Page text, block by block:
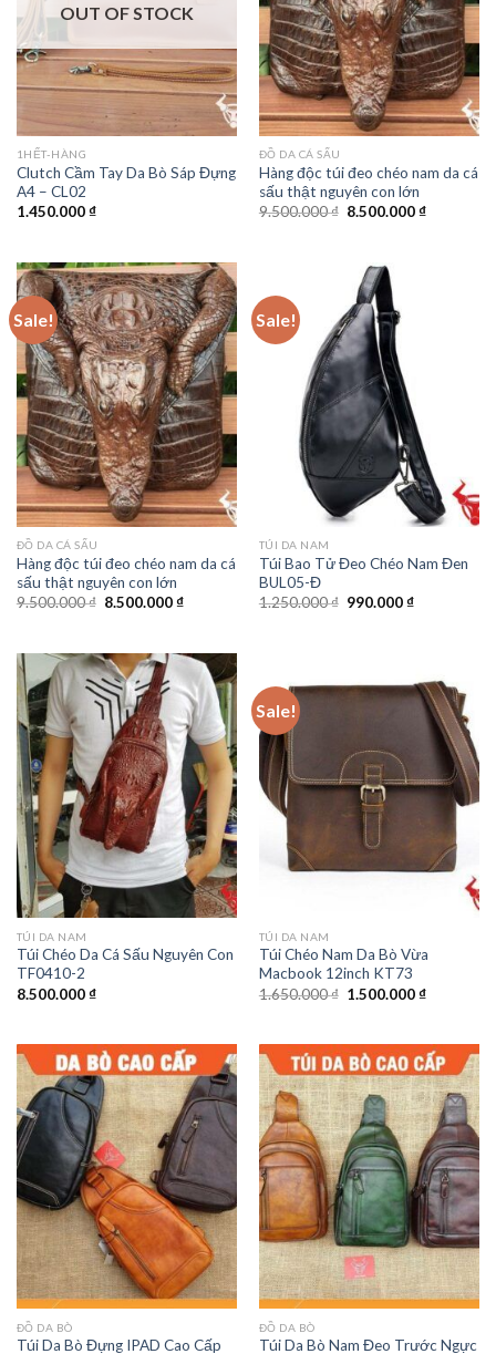
OUT OF STOCK
1HẾT-HÀNG
Clutch Cầm Tay Da Bò Sáp Đựng
A4 – CL02
1.450.000₫
ĐỒ DA CÁ SẤU
Hàng độc túi đeo chéo nam da cá
sấu thật nguyên con lớn
9.500.000₫ 8.500.000₫
Sale!
ĐỒ DA CÁ SẤU
Hàng độc túi đeo chéo nam da cá
sấu thật nguyên con lớn
9.500.000₫ 8.500.000₫
Sale!
TÚI DA NAM
Túi Bao Tử Đeo Chéo Nam Đen
BUL05-Đ
1.250.000₫ 990.000₫
TÚI DA NAM
Túi Chéo Da Cá Sấu Nguyên Con
TF0410-2
8.500.000₫
Sale!
TÚI DA NAM
Túi Chéo Nam Da Bò Vừa
Macbook 12inch KT73
1.650.000₫ 1.500.000₫
ĐỒ DA BÒ
Túi Da Bò Đựng IPAD Cao Cấp
ĐỒ DA BÒ
Túi Da Bò Nam Đeo Trước Ngực